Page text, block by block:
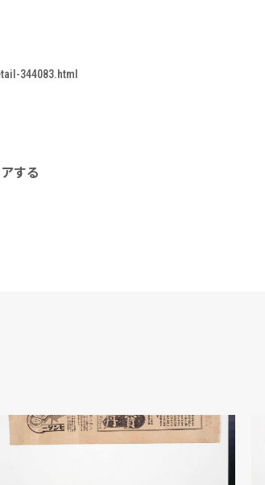
344083.html
する
「宝丹」「ヒンター」広告